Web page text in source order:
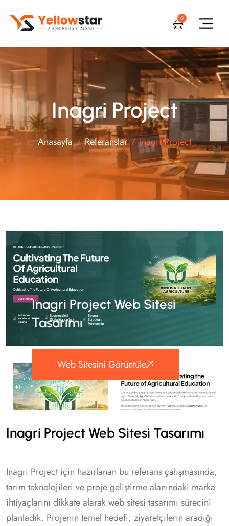
0
Inagri Project
Anasayfa Referanslar Inagri Project
Inagri Project Web Sitesi
Tasarımı
Web Sitesini Görüntüle
Inagri Project Web Sitesi Tasarımı
Inagri Project için hazırlanan bu referans çalışmasında,
tarım teknolojileri ve proje geliştirme alanındaki marka
ihtiyaçlarını dikkate alarak web sitesi tasarımı sürecini
planladık. Projenin temel hedefi; ziyaretçilerin aradığı